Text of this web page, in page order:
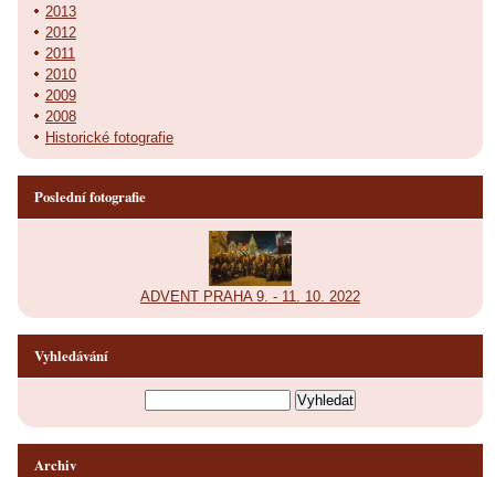
2013
2012
2011
2010
2009
2008
Historické fotografie
Poslední fotografie
ADVENT PRAHA 9. - 11. 10. 2022
Vyhledávání
Archiv